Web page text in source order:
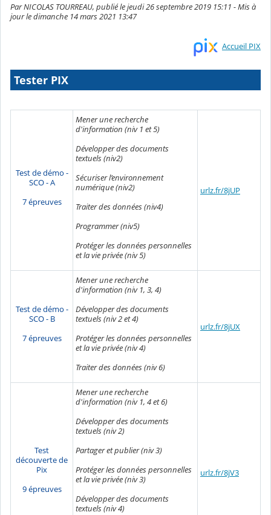
Par NICOLAS TOURREAU, publié le jeudi 26 septembre 2019 15:11 - Mis à
jour le dimanche 14 mars 2021 13:47
Accueil PIX
Tester PIX
Test de démo -
SCO - A
7 épreuves
Mener une recherche
d'information (niv 1 et 5)
Développer des documents
textuels (niv2)
Sécuriser l’environnement
numérique (niv2)
Traiter des données (niv4)
Programmer (niv5)
Protéger les données personnelles
et la vie privée (niv 5)
urlz.fr/8jUP
Test de démo -
SCO - B
7 épreuves
Mener une recherche
d'information (niv 1, 3, 4)
Développer des documents
textuels (niv 2 et 4)
Protéger les données personnelles
et la vie privée (niv 4)
Traiter des données (niv 6)
urlz.fr/8jUX
Test
découverte de
Pix
9 épreuves
Mener une recherche
d'information (niv 1, 4 et 6)
Développer des documents
textuels (niv 2)
Partager et publier (niv 3)
Protéger les données personnelles
et la vie privée (niv 3)
Développer des documents
textuels (niv 4)
urlz.fr/8jV3